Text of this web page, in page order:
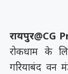
रायपुर@CG
रोकधाम के
गरियाबंद वन